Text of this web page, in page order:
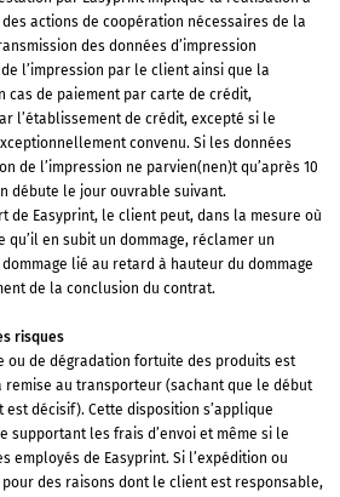
actions de coopération nécessaires de la
des données d’impression
l’impression par le client ainsi que la
cas de paiement par carte de crédit,
l’établissement de crédit, excepté si le
convenu. Si les données
de l’impression ne parvien(nen)t qu’après 10
débute le jour ouvrable suivant.
de Easyprint, le client peut, dans la mesure où
en subit un dommage, réclamer un
lié au retard à hauteur du dommage
de la conclusion du contrat.
risques
ou de dégradation fortuite des produits est
au transporteur (sachant que le début
décisif). Cette disposition s’applique
supportant les frais d’envoi et même si le
employés de Easyprint. Si l’expédition ou
des raisons dont le client est responsable,